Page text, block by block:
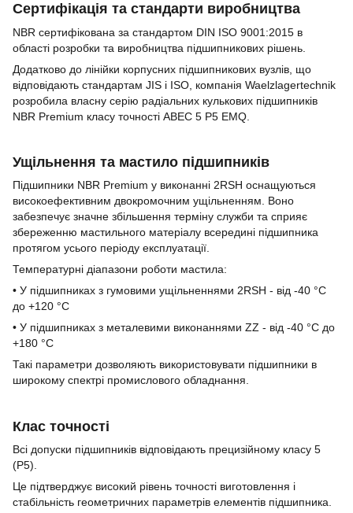
Сертифікація та стандарти виробництва
NBR сертифікована за стандартом DIN ISO 9001:2015 в
області розробки та виробництва підшипникових рішень.
Додатково до лінійки корпусних підшипникових вузлів, що
відповідають стандартам JIS і ISO, компанія Waelzlagertechnik
розробила власну серію радіальних кулькових підшипників
NBR Premium класу точності ABEC 5 P5 EMQ.
Ущільнення та мастило підшипників
Підшипники NBR Premium у виконанні 2RSH оснащуються
високоефективним двокромочним ущільненням. Воно
забезпечує значне збільшення терміну служби та сприяє
збереженню мастильного матеріалу всередині підшипника
протягом усього періоду експлуатації.
Температурні діапазони роботи мастила:
• У підшипниках з гумовими ущільненнями 2RSH - від -40 °C
до +120 °C
• У підшипниках з металевими виконаннями ZZ - від -40 °C до
+180 °C
Такі параметри дозволяють використовувати підшипники в
широкому спектрі промислового обладнання.
Клас точності
Всі допуски підшипників відповідають прецизійному класу 5
(P5).
Це підтверджує високий рівень точності виготовлення і
стабільність геометричних параметрів елементів підшипника.